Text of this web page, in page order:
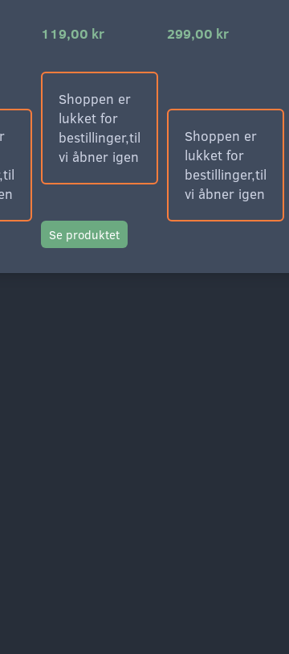
119,00 kr
Shoppen er
lukket for
bestillinger,til
vi åbner igen
Se produktet
299,00 kr
Shoppen er
lukket for
bestillinger,til
vi åbner igen